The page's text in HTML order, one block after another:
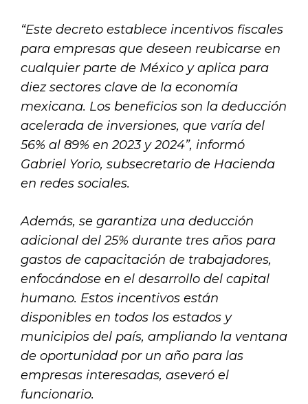
“Este decreto establece incentivos fiscales
para empresas que deseen reubicarse en
cualquier parte de México y aplica para
diez sectores clave de la economía
mexicana. Los beneficios son la deducción
acelerada de inversiones, que varía del
56% al 89% en 2023 y 2024”, informó
Gabriel Yorio, subsecretario de Hacienda
en redes sociales.
Además, se garantiza una deducción
adicional del 25% durante tres años para
gastos de capacitación de trabajadores,
enfocándose en el desarrollo del capital
humano. Estos incentivos están
disponibles en todos los estados y
municipios del país, ampliando la ventana
de oportunidad por un año para las
empresas interesadas, aseveró el
funcionario.